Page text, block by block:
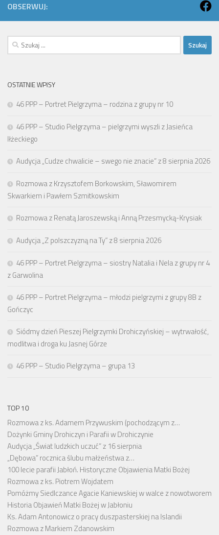
OBSERWUJ:
Szukaj:
OSTATNIE WPISY
46 PPP – Portret Pielgrzyma – rodzina z grupy nr 10
46 PPP – Studio Pielgrzyma – pielgrzymi wyszli z Jasieńca
Iłżeckiego
Audycja „Cudze chwalicie – swego nie znacie” z 8 sierpnia 2026
Rozmowa z Krzysztofem Borkowskim, Sławomirem
Skwarkiem i Pawłem Szmitkowskim
Rozmowa z Renatą Jaroszewską i Anną Przesmycką-Krysiak
Audycja „Z polszczyzną na Ty” z 8 sierpnia 2026
46 PPP – Portret Pielgrzyma – siostry Natalia i Nela z grupy nr 4
z Garwolina
46 PPP – Portret Pielgrzyma – młodzi pielgrzymi z grupy 8B z
Gończyc
Siódmy dzień Pieszej Pielgrzymki Drohiczyńskiej – wytrwałość,
modlitwa i droga ku Jasnej Górze
46 PPP – Studio Pielgrzyma – grupa 13
TOP 10
Rozmowa z ks. Adamem Przywuskim (pochodzącym z…
Dożynki Gminy Drohiczyn i Parafii w Drohiczynie
Audycja „Świat ludzkich uczuć” z 16 sierpnia
„Dębowa” rocznica ślubu małżeństwa z…
100 lecie parafii Jabłoń. Historyczne Objawienia Matki Bożej
Rozmowa z ks. Piotrem Wojdatem
Pomóżmy Siedlczance Agacie Kaniewskiej w walce z nowotworem
Historia Objawień Matki Bożej w Jabłoniu
Ks. Adam Antonowicz o pracy duszpasterskiej na Islandii
Rozmowa z Markiem Zdanowskim